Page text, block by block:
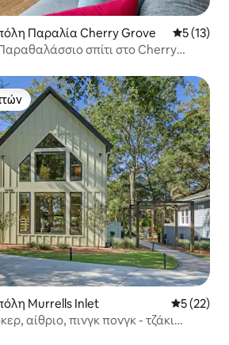
Παραλία Cherry Grove Μέση
5 (13)
σπίτι στο Cherry
Murrells Inlet Μέση
5 (22)
αίθριο, πινγκ πονγκ - τζάκι